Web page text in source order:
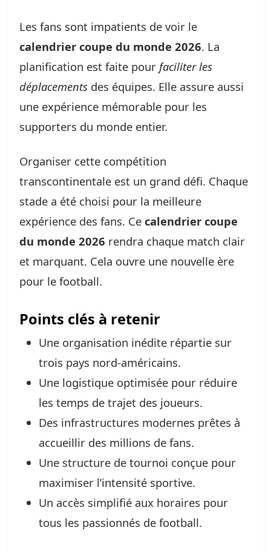
Les fans sont impatients de voir le
calendrier coupe du monde 2026. La
planification est faite pour faciliter les
déplacements des équipes. Elle assure aussi
une expérience mémorable pour les
supporters du monde entier.
Organiser cette compétition
transcontinentale est un grand défi. Chaque
stade a été choisi pour la meilleure
expérience des fans. Ce calendrier coupe
du monde 2026 rendra chaque match clair
et marquant. Cela ouvre une nouvelle ère
pour le football.
Points clés à retenir
Une organisation inédite répartie sur
trois pays nord-américains.
Une logistique optimisée pour réduire
les temps de trajet des joueurs.
Des infrastructures modernes prêtes à
accueillir des millions de fans.
Une structure de tournoi conçue pour
maximiser l’intensité sportive.
Un accès simplifié aux horaires pour
tous les passionnés de football.